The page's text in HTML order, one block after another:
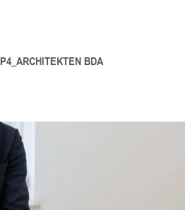
P4_ARCHITEKTEN BDA